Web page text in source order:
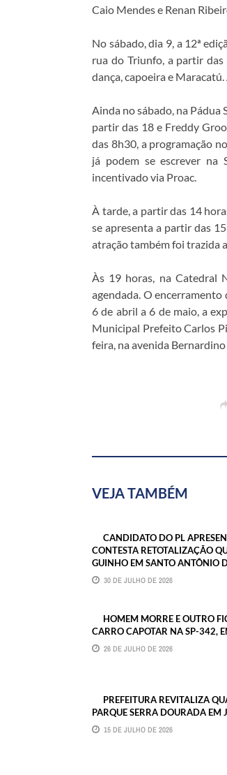
Caio Mendes e Renan
No sábado, dia 9, a 12ª
rua do Triunfo, a partir
dança, capoeira e
Ainda no sábado, na Pádua
partir das 18 e Freddy
das 8h30, a programação
já podem se escrever na
incentivado via Proac.
À tarde, a partir das 14
se apresenta a partir das
atração também foi trazida
Às 19 horas, na Catedral
agendada. O
6 de abril a 6 de maio, a
Municipal Prefeito Carlos
feira, na avenida
VEJA TAMBÉM
CANDIDATO DO PL
CONTESTA RETOTALIZAÇÃO
GUINHO EM SANTO ANTÔNIO
30 DE JULHO DE 2026
HOMEM MORRE E OUTRO
CARRO CAPOTAR NA SP-342,
26 DE JULHO DE 2026
PREFEITURA REVITALIZA
PARQUE SERRA DOURADA EM
15 DE JULHO DE 2026